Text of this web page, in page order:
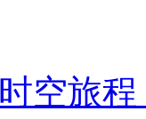
空旅程